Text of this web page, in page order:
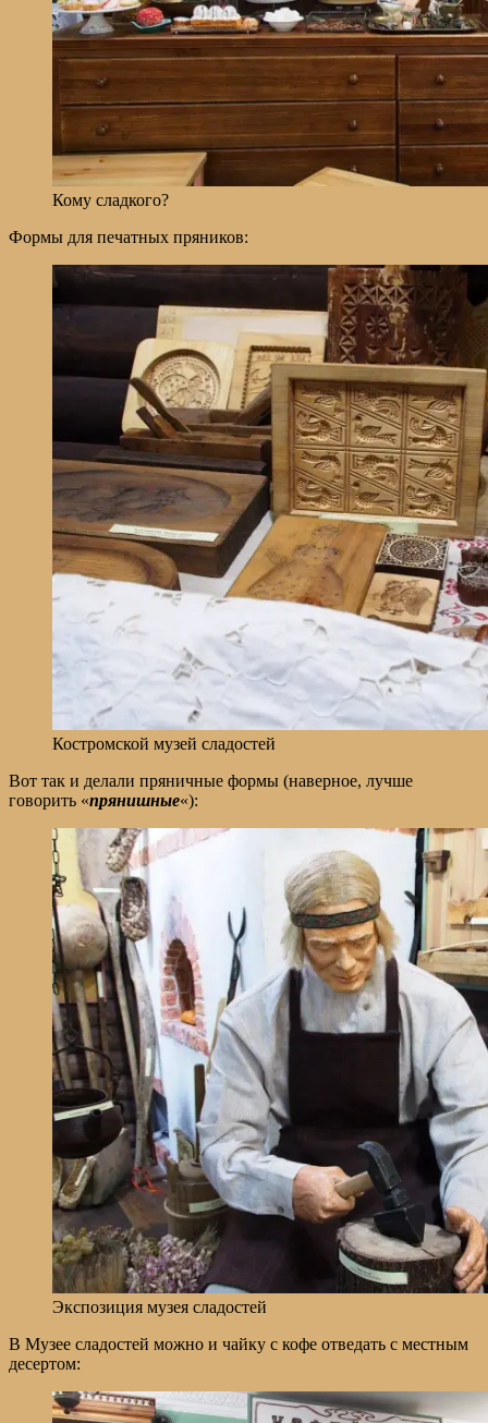
Кому сладкого?
Формы для печатных пряников:
Костромской музей сладостей
Вот так и делали пряничные формы (наверное, лучше
говорить «прянишные«):
Экспозиция музея сладостей
В Музее сладостей можно и чайку с кофе отведать с местным
десертом: